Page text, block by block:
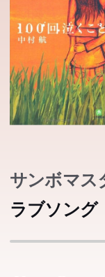
サンボマス
ラブソング